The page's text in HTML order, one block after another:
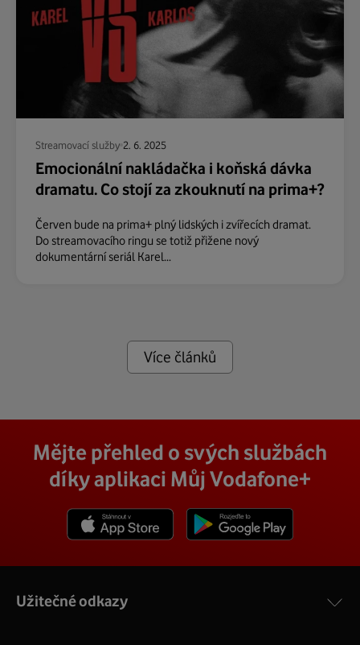
Streamovací služby 2. 6. 2025
Emocionální nakládačka i koňská dávka
dramatu. Co stojí za zkouknutí na prima+?
Červen bude na prima+ plný lidských i zvířecích dramat.
Do streamovacího ringu se totiž přižene nový
dokumentární seriál Karel...
Více článků
Mějte přehled o svých službách
díky aplikaci Můj Vodafone+
Užitečné odkazy